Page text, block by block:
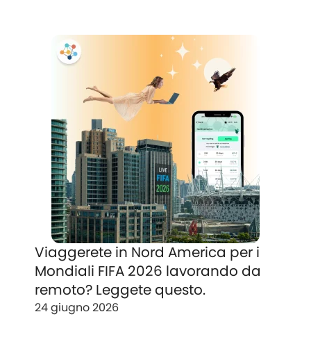
Viaggerete in Nord America per i
Mondiali FIFA 2026 lavorando da
remoto? Leggete questo.
24 giugno 2026